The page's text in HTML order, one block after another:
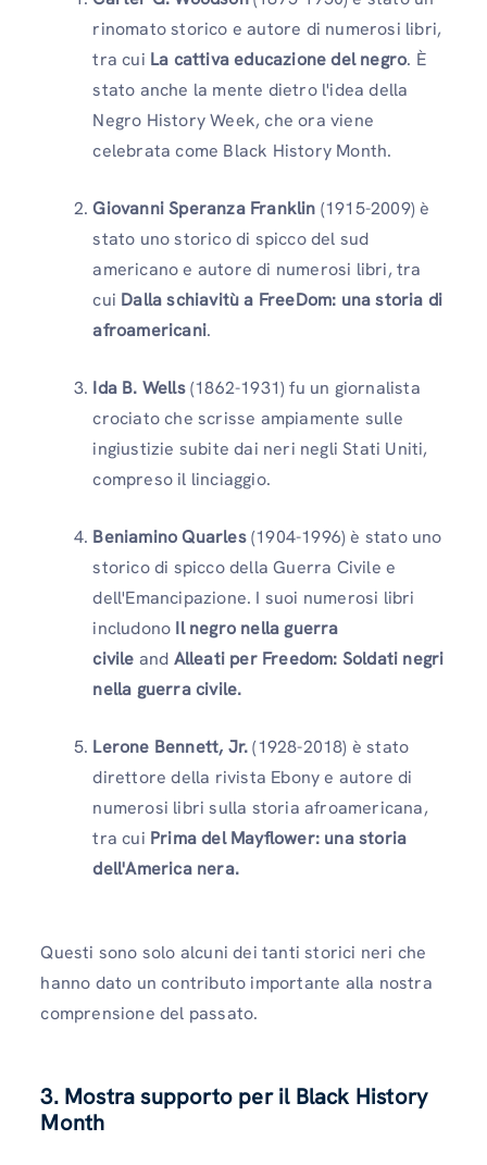
rinomato storico e autore di numerosi libri,
tra cui La cattiva educazione del negro. È
stato anche la mente dietro l'idea della
Negro History Week, che ora viene
celebrata come Black History Month.
Giovanni Speranza Franklin (1915-2009) è
stato uno storico di spicco del sud
americano e autore di numerosi libri, tra
cui Dalla schiavitù a FreeDom: una storia di
afroamericani.
Ida B. Wells(1862-1931) fu un giornalista
crociato che scrisse ampiamente sulle
ingiustizie subite dai neri negli Stati Uniti,
compreso il linciaggio.
Beniamino Quarles(1904-1996) è stato uno
storico di spicco della Guerra Civile e
dell'Emancipazione. I suoi numerosi libri
includono Il negro nella guerra
civile and Alleati per Freedom: Soldati negri
nella guerra civile.
Lerone Bennett, Jr.(1928-2018) è stato
direttore della rivista Ebony e autore di
numerosi libri sulla storia afroamericana,
tra cui Prima del Mayflower: una storia
dell'America nera.
Questi sono solo alcuni dei tanti storici neri che
hanno dato un contributo importante alla nostra
comprensione del passato.
3. Mostra supporto per il Black History
Month